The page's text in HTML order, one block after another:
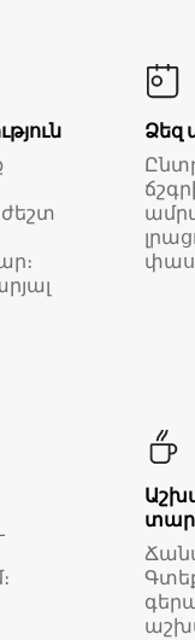
Ձեզ